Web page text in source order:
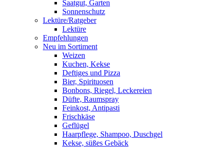
Saatgut, Garten
Sonnenschutz
Lektüre/Ratgeber
Lektüre
Empfehlungen
Neu im Sortiment
Weizen
Kuchen, Kekse
Deftiges und Pizza
Bier, Spirituosen
Bonbons, Riegel, Leckereien
Düfte, Raumspray
Feinkost, Antipasti
Frischkäse
Geflügel
Haarpflege, Shampoo, Duschgel
Kekse, süßes Gebäck